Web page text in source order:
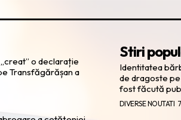
o declarație
Transfăgărășan a
Stiri
Identitatea
de dragoste
fost făcută
DIVERSE NOUTATI